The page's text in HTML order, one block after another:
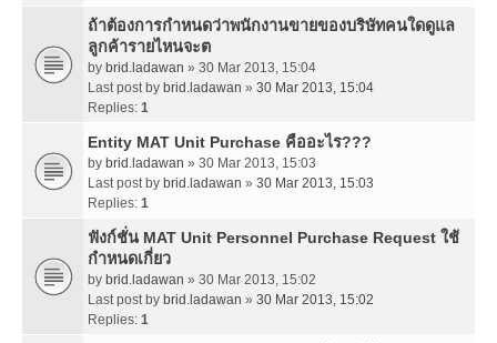
ถ้าต้องการกำหนดว่าพนักงานขายของบริษัทคนใดดูแล
ลูกค้ารายไหนจะต
by brid.ladawan » 30 Mar 2013, 15:04
Last post by brid.ladawan » 30 Mar 2013, 15:04
Replies: 1
Entity MAT Unit Purchase คืออะไร???
by brid.ladawan » 30 Mar 2013, 15:03
Last post by brid.ladawan » 30 Mar 2013, 15:03
Replies: 1
ฟังก์ชั่น MAT Unit Personnel Purchase Request ใช้
กำหนดเกี่ยว
by brid.ladawan » 30 Mar 2013, 15:02
Last post by brid.ladawan » 30 Mar 2013, 15:02
Replies: 1